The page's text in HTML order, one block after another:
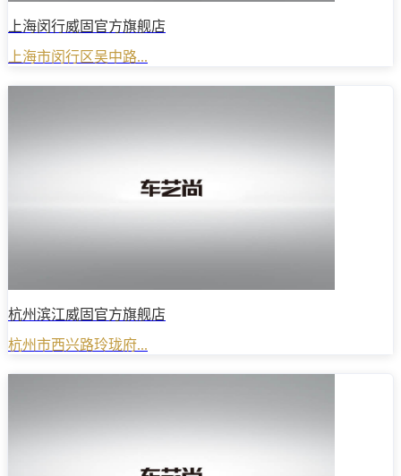
上海闵行威固官方旗舰店
上海市闵行区吴中路...
杭州滨江威固官方旗舰店
杭州市西兴路玲珑府...